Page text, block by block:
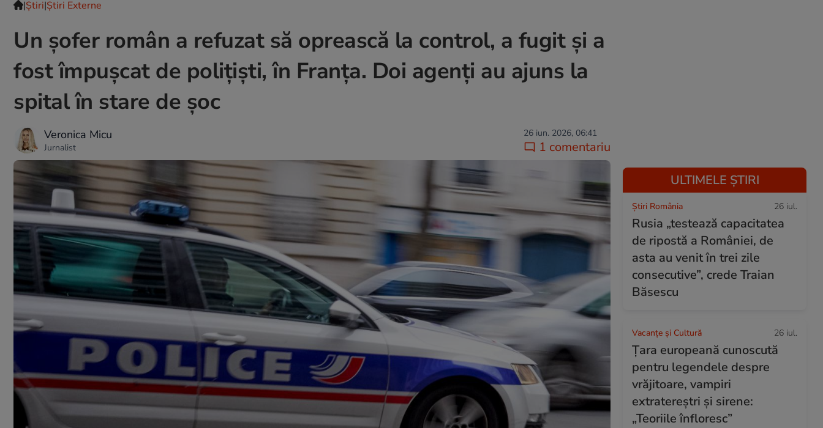
|Ştiri|Știri Externe
Un șofer român a refuzat să oprească la control, a fugit și a
fost împușcat de polițiști, în Franța. Doi agenți au ajuns la
spital în stare de șoc
Veronica Micu
Jurnalist
26 iun. 2026, 06:41
1 comentariu
ULTIMELE ȘTIRI
Știri România 26 iul.
Rusia „testează capacitatea
de ripostă a României, de
asta au venit în trei zile
consecutive”, crede Traian
Băsescu
Vacanțe și Cultură 26 iul.
Țara europeană cunoscută
pentru legendele despre
vrăjitoare, vampiri
extratereștri și sirene:
„Teoriile înfloresc”